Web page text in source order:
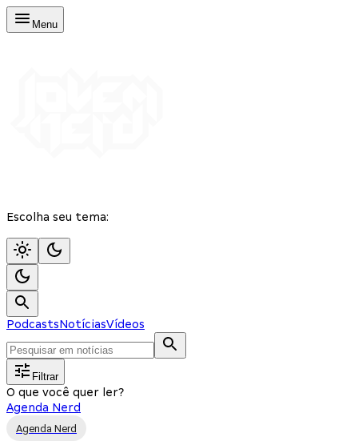
Menu
Escolha seu tema:
PodcastsNotíciasVídeos
Filtrar
O que você quer ler?
Agenda Nerd
Agenda Nerd